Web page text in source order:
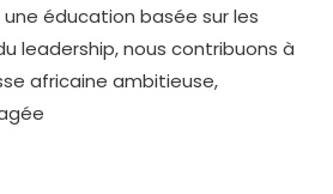
éducation basée sur les
leadership, nous contribuons à
africaine ambitieuse,